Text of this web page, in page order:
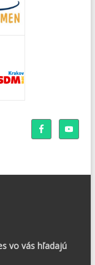
vo vás hľadajú